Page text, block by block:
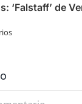
‘Falstaff’ de